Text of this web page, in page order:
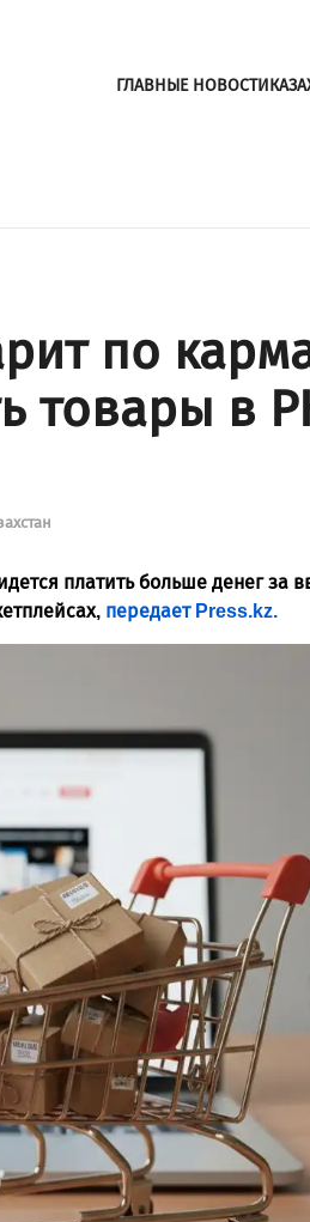
ГЛАВНЫЕ НОВОСТИ
по
товары в
платить больше денег за
передает Press.kz.